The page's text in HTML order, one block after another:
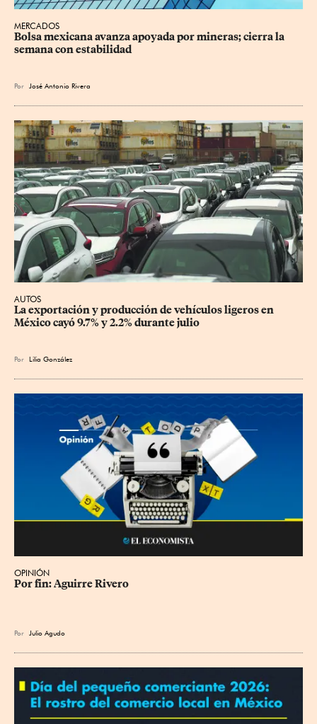
MERCADOS
Bolsa mexicana avanza apoyada por mineras; cierra la
semana con estabilidad
Por José Antonio Rivera
AUTOS
La exportación y producción de vehículos ligeros en
México cayó 9.7% y 2.2% durante julio
Por Lilia González
OPINIÓN
Por fin: Aguirre Rivero
Por Julio Agudo